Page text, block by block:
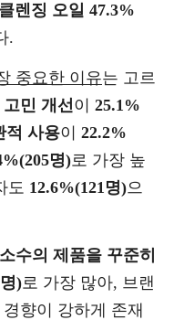
클렌징 오일 47.3%
.
중요한 이유는 고르
민 개선이 25.1%
적 사용이 22.2%
명)로 가장 높
도 12.6%(121명)으
소수의 제품을 꾸준히
)로 가장 많아, 브랜
향이 강하게 존재